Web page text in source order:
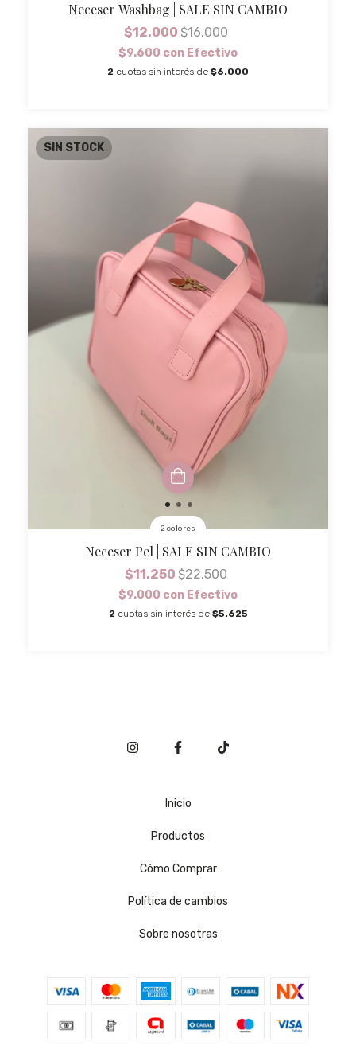
Neceser Washbag | SALE SIN CAMBIO
$12.000 $16.000
$9.600 con Efectivo
2 cuotas sin interés de $6.000
SIN STOCK
2 colores
Neceser Pel | SALE SIN CAMBIO
$11.250 $22.500
$9.000 con Efectivo
2 cuotas sin interés de $5.625
Inicio
Productos
Cómo Comprar
Política de cambios
Sobre nosotras